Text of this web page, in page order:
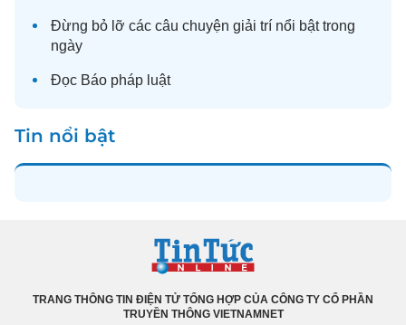
Đừng bỏ lỡ các câu chuyện giải trí nổi bật trong
ngày
Đọc Báo pháp luật
Tin nổi bật
TRANG THÔNG TIN ĐIỆN TỬ TỔNG HỢP CỦA CÔNG TY CỔ PHẦN
TRUYỀN THÔNG VIETNAMNET